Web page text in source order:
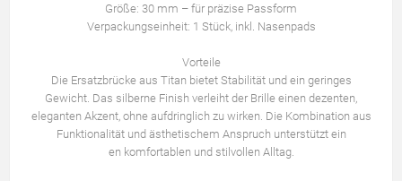
Größe: 30 mm – für präzise Passform
Verpackungseinheit: 1 Stück, inkl. Nasenpads
Vorteile
Die Ersatzbrücke aus Titan bietet Stabilität und ein geringes
Gewicht. Das silberne Finish verleiht der Brille einen dezenten,
eleganten Akzent, ohne aufdringlich zu wirken. Die Kombination aus
Funktionalität und ästhetischem Anspruch unterstützt ein
en komfortablen und stilvollen Alltag.